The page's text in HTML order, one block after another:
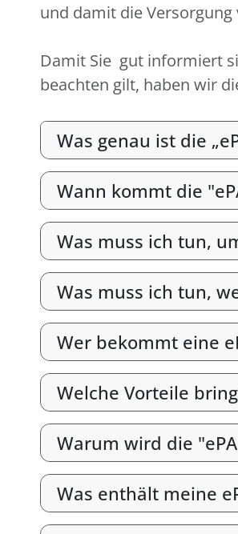
und damit die
Damit Sie gut informiert
beachten gilt, haben wir
Was genau ist die
Wann kommt die
Was muss ich tun,
Was muss ich tun,
Wer bekommt eine
Welche Vorteile
Warum wird die
Was enthält meine